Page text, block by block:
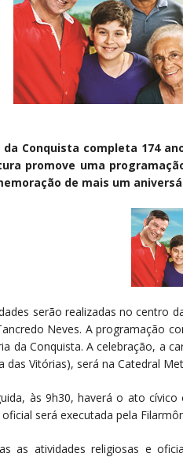
Conquista completa 174
promove uma
de mais um
serão realizadas no centro
Neves. A programação
da Conquista. A celebração, a
das Vitórias), será na Catedral
às 9h30, haverá o ato
será executada pela
as atividades religiosas e